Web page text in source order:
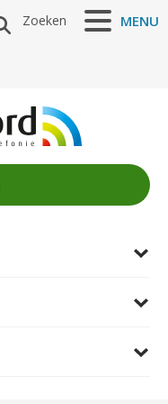
MENU
Zoeken